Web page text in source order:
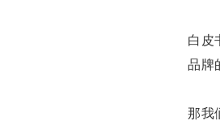
白皮
品牌
那我